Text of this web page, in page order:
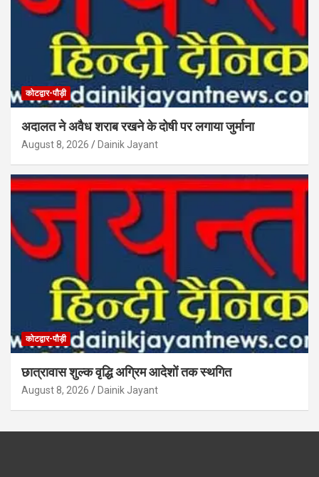
कोटद्वार-पौड़ी
अदालत ने अवैध शराब रखने के दोषी पर लगाया जुर्माना
August 8, 2026 Dainik Jayant
कोटद्वार-पौड़ी
छात्रावास शुल्क वृद्धि अग्रिम आदेशों तक स्थगित
August 8, 2026 Dainik Jayant